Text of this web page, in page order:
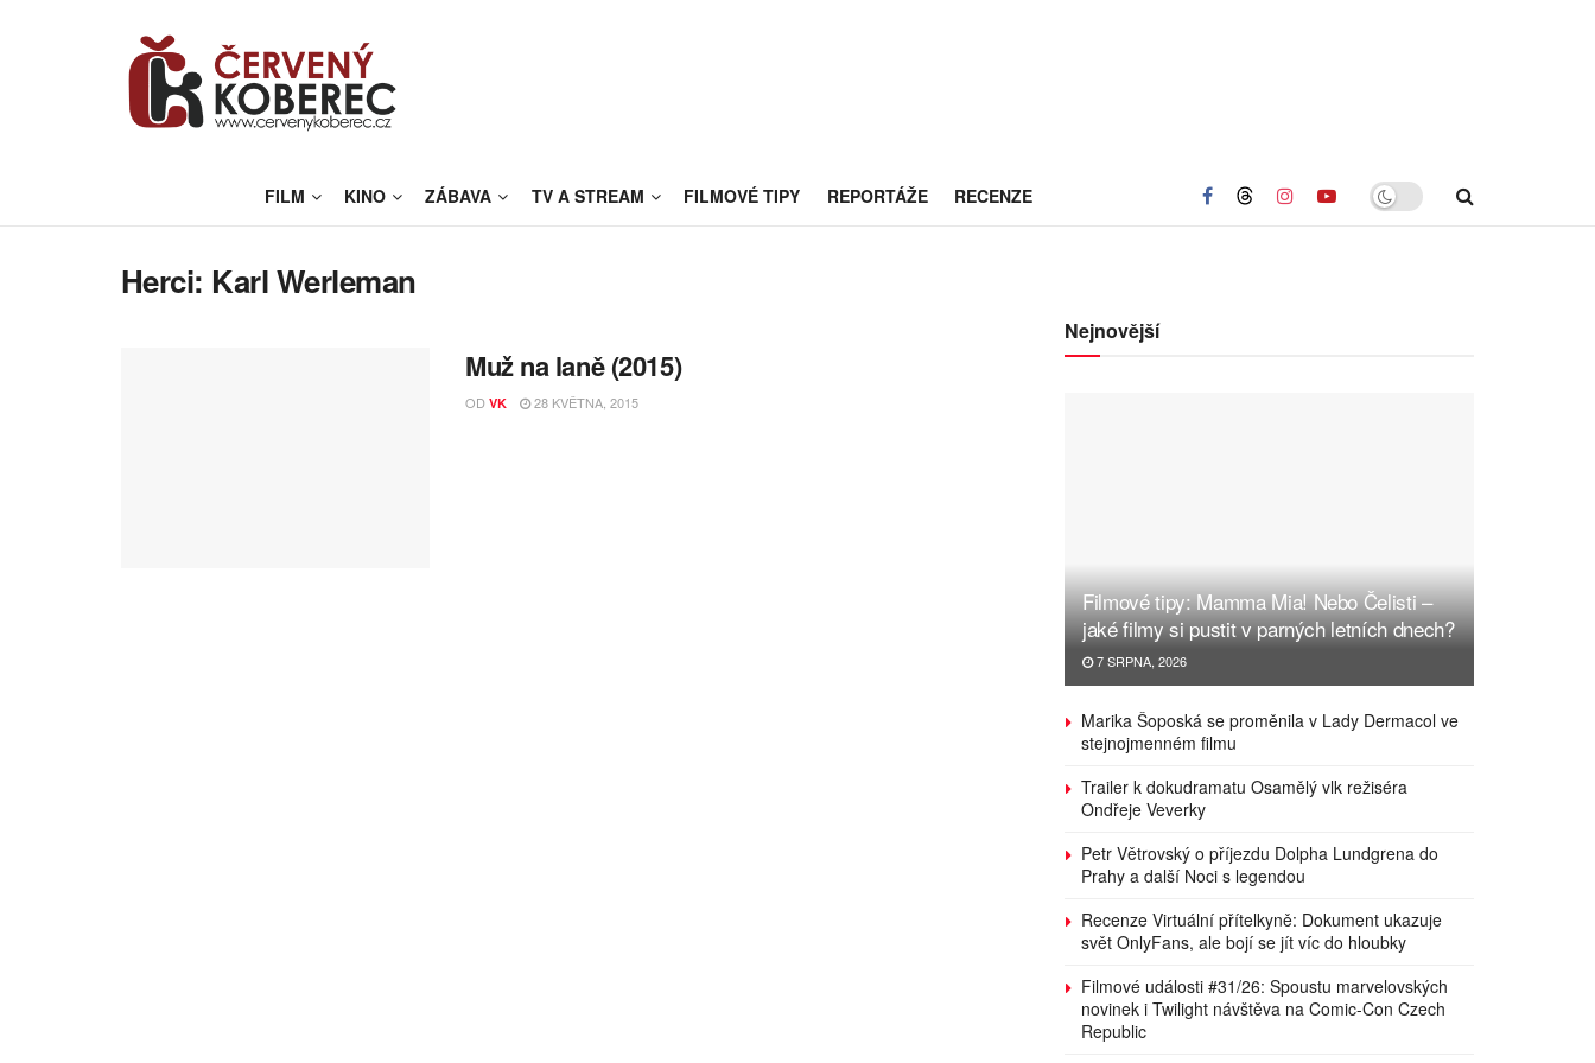
FILM KINO ZÁBAVA TV A STREAM FILMOVÉ TIPY REPORTÁŽE RECENZE
Herci: Karl Werleman
Muž na laně (2015)
OD VK 28 KVĚTNA, 2015
Nejnovější
Filmové tipy: Mamma Mia! Nebo Čelisti –
jaké filmy si pustit v parných letních dnech?
7 SRPNA, 2026
Marika Šoposká se proměnila v Lady Dermacol ve
stejnojmenném filmu
Trailer k dokudramatu Osamělý vlk režiséra
Ondřeje Veverky
Petr Větrovský o příjezdu Dolpha Lundgrena do
Prahy a další Noci s legendou
Recenze Virtuální přítelkyně: Dokument ukazuje
svět OnlyFans, ale bojí se jít víc do hloubky
Filmové události #31/26: Spoustu marvelovských
novinek i Twilight návštěva na Comic-Con Czech
Republic